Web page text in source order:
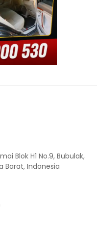
Blok H1 No.9, Bubulak,
Barat, Indonesia